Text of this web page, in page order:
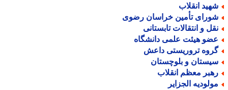
انقلاب
تأمین خراسان رضوی
و انتقالات تابستانی
هیئت علمی دانشگاه
تروریستی داعش
و بلوچستان
معظم انقلاب
الجزایر